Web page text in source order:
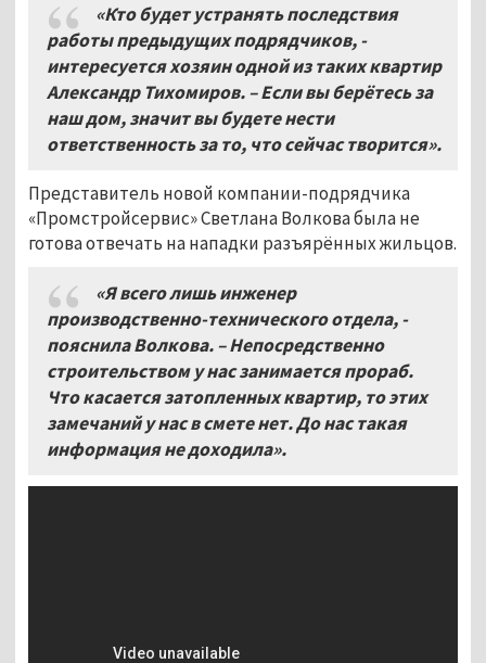
«Кто будет устранять последствия
работы предыдущих подрядчиков, -
интересуется хозяин одной из таких квартир
Александр Тихомиров. – Если вы берётесь за
наш дом, значит вы будете нести
ответственность за то, что сейчас творится».
Представитель новой компании-подрядчика
«Промстройсервис» Светлана Волкова была не
готова отвечать на нападки разъярённых жильцов.
«Я всего лишь инженер
производственно-технического отдела, -
пояснила Волкова. – Непосредственно
строительством у нас занимается прораб.
Что касается затопленных квартир, то этих
замечаний у нас в смете нет. До нас такая
информация не доходила».